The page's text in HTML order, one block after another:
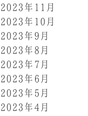
2023年11月
2023年10月
2023年9月
2023年8月
2023年7月
2023年6月
2023年5月
2023年4月